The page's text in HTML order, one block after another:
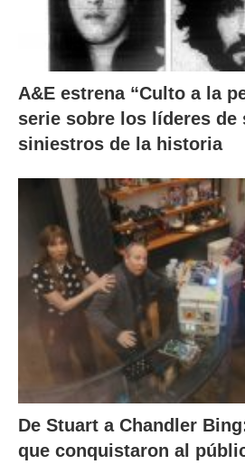
A&E estrena “Culto a la
serie sobre los líderes de
siniestros de la historia
De Stuart a Chandler
que conquistaron al